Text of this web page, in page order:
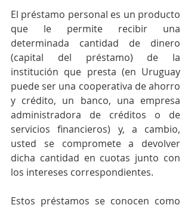
El préstamo personal es un producto
que le permite recibir una
determinada cantidad de dinero
(capital del préstamo) de la
institución que presta (en Uruguay
puede ser una cooperativa de ahorro
y crédito, un banco, una empresa
administradora de créditos o de
servicios financieros) y, a cambio,
usted se compromete a devolver
dicha cantidad en cuotas junto con
los intereses correspondientes.